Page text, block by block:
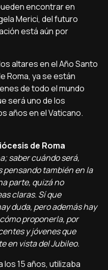
encontrar en
Merici, del futuro
está aún por
altares en el Año Santo
Roma, ya se están
de todo el mundo
será uno de los
años en el Vaticano.
de Roma
saber cuándo será,
también en la
parte, quizá no
claras. Sí que
duda, pero además hay
proponerla, por
y jóvenes que
en vista del Jubileo.
los 15 años, utilizaba